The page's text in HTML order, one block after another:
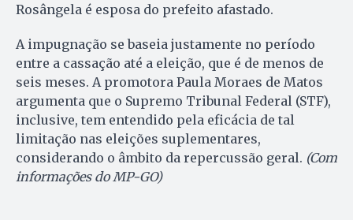
Rosângela é esposa do prefeito afastado.
A impugnação se baseia justamente no período
entre a cassação até a eleição, que é de menos de
seis meses. A promotora Paula Moraes de Matos
argumenta que o Supremo Tribunal Federal (STF),
inclusive, tem entendido pela eficácia de tal
limitação nas eleições suplementares,
considerando o âmbito da repercussão geral. (Com
informações do MP-GO)